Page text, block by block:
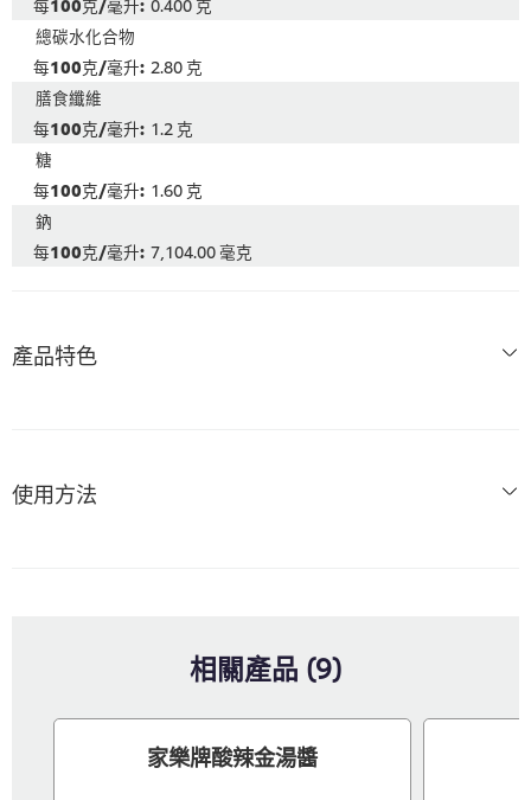
0.400 克
總碳水化合物
2.80 克
膳食纖維
1.2 克
糖
1.60 克
鈉
7,104.00 毫克
產品特色
使用方法
相關產品 (9)
家樂牌酸辣金湯醬